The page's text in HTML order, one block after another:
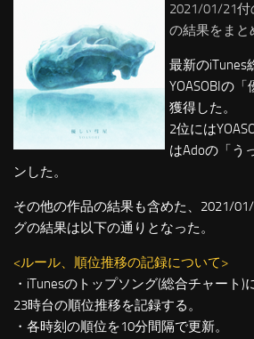
2021/01/21付
の結果をまと
最新のiTunes
YOASOBIの
獲得した。
2位には
はAdoの「う
ンした。
その他の作品の結果も含めた、2021/
グの結果は以下の通りとなった。
<ルール、順位推移の記録について>
・iTunesのトップソング(総合チャート)
23時台の順位推移を記録する。
・各時刻の順位を10分間隔で更新。